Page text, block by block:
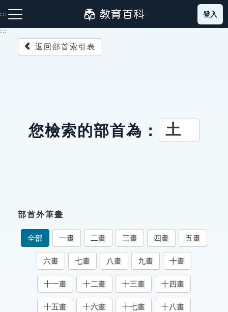
到
主
:::
成語故事
索引選單
知識索引
單字索引
生命大百科索引
登入
:::
返回部首索引表
您檢索的部首為： 土
部首外筆畫
全部 一畫 二畫 三畫 四畫 五畫
六畫 七畫 八畫 九畫 十畫
十一畫 十二畫 十三畫 十四畫
十五畫 十六畫 十七畫 十八畫